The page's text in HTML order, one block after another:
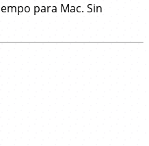
para Mac. Sin